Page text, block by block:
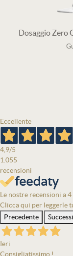
Dosaggio Zero
Eccellente
4,9/5
1.055
recensioni
Le nostre recensioni a 4
Clicca qui per leggerle
Precedente
Ieri
Consigliatissimo !